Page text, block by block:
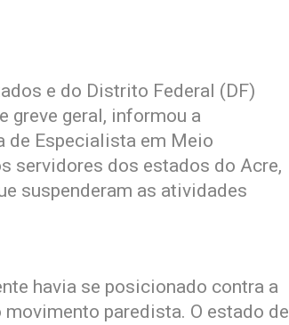
e do Distrito Federal (DF)
greve geral, informou a
de Especialista em Meio
servidores dos estados do Acre,
suspenderam as atividades
havia se posicionado contra a
paredista. O estado de